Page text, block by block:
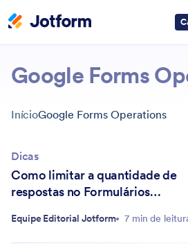
Google Forms
InícioGoogle Forms Operations
Dicas
Como limitar a quantidade de
respostas no Formulários
Equipe Editorial Jotform 7 min de